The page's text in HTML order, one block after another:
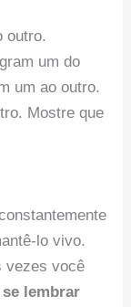
outro.
um do
um ao outro.
Mostre que
lo vivo.
vezes você
lembrar